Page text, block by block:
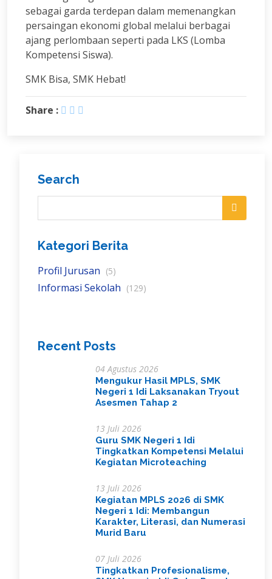
sebagai garda terdepan dalam memenangkan
persaingan ekonomi global melalui berbagai
ajang perlombaan seperti pada LKS (Lomba
Kompetensi Siswa).
SMK Bisa, SMK Hebat!
Share :
Search
Kategori Berita
Profil Jurusan (5)
Informasi Sekolah (129)
Recent Posts
04 Agustus 2026
Mengukur Hasil MPLS, SMK
Negeri 1 Idi Laksanakan Tryout
Asesmen Tahap 2
13 Juli 2026
Guru SMK Negeri 1 Idi
Tingkatkan Kompetensi Melalui
Kegiatan Microteaching
13 Juli 2026
Kegiatan MPLS 2026 di SMK
Negeri 1 Idi: Membangun
Karakter, Literasi, dan Numerasi
Murid Baru
07 Juli 2026
Tingkatkan Profesionalisme,